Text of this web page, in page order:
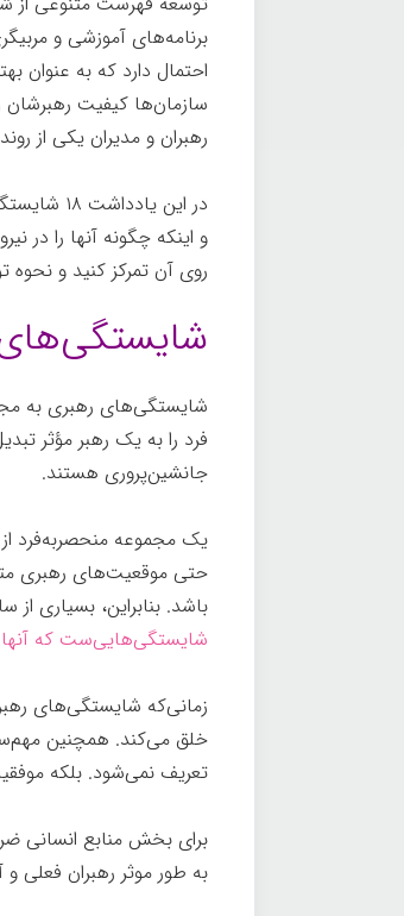
سازمان‌ها کیفیت رهبرشان
رهبران و مدیران یکی از
در این
و اینکه چگونه آنها را در
روی آن تمرکز کنید و نحوه
شایستگی‌های رهبری به
فرد را به یک رهبر مؤثر
جانشین‌پروری هستند.
یک مجموعه منحصربه‌فرد
حتی موقعیت‌های رهبری
باشد. بنابراین، بسیاری
شایستگی‌هایی‌ست که آنها
زمانی‌که شایستگی‌های
خلق می‌کند. همچنین
تعریف نمی‌شود. بلکه
برای بخش منابع انسانی
به طور موثر رهبران فعلی